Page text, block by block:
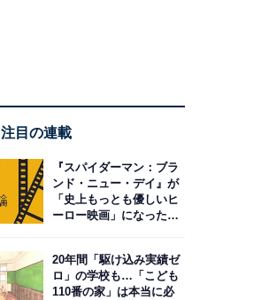
注目の連載
『スパイダーマン：ブラ
ンド・ニュー・デイ』が
「史上もっとも優しいヒ
ーロー映画」になった理
20年間「駆け込み実績ゼ
ロ」の学校も…「こども
110番の家」は本当に必